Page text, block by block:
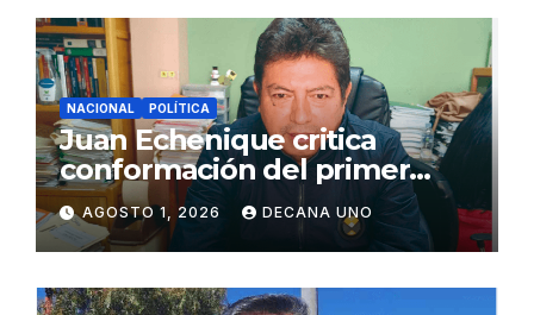
NACIONAL POLÍTICA
Juan Echenique critica
conformación del primer
gabinete ministerial de Keiko
Fujimori
AGOSTO 1, 2026 DECANA UNO